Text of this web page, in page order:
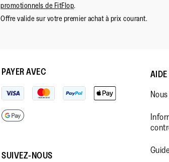
promotionnels de FitFlop.
Offre valide sur votre premier achat à prix courant.
PAYER AVEC
SUIVEZ-NOUS
AIDE